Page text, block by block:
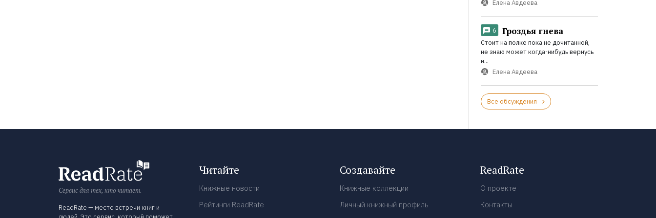
Елена Авдеева
6 Гроздья гнева
Стоит на полке пока не дочитанной,
не знаю может когда-нибудь вернусь
и...
Елена Авдеева
Все обсуждения
Сервис для тех, кто читает.
ReadRate — место встречи книг и
Читайте
Книжные новости
Рейтинги ReadRate
Создавайте
Книжные коллекции
Личный книжный профиль
ReadRate
О проекте
Контакты